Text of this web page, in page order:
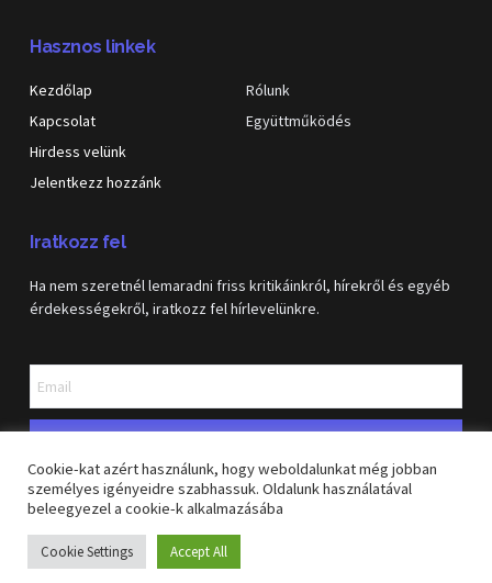
Hasznos linkek
Kezdőlap
Kapcsolat
Hirdess velünk
Jelentkezz hozzánk
Rólunk
Együttműködés
Iratkozz fel
Ha nem szeretnél lemaradni friss kritikáinkról, hírekről és egyéb
érdekességekről, iratkozz fel hírlevelünkre.
Copyright © 2026 GeekVilág blog. Minden jog fenntartva
Felhasználási feltételekAdatkerzelési tájékoztató
Cookie-kat azért használunk, hogy weboldalunkat még jobban
személyes igényeidre szabhassuk. Oldalunk használatával
beleegyezel a cookie-k alkalmazásába
Cookie Settings Accept All